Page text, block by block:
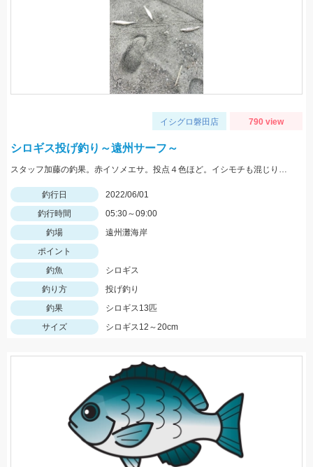
イシグロ磐田店 790 view
シロギス投げ釣り～遠州サーフ～
スタッフ加藤の釣果。赤イソメエサ。投点４色ほど。イシモチも混じりました。
釣行日
2022/06/01
釣行時間
05:30～09:00
釣場
遠州灘海岸
ポイント
釣魚
シロギス
釣り方
投げ釣り
釣果
シロギス13匹
サイズ
シロギス12～20cm